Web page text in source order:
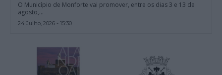
O Município de Monforte vai promover, entre os dias 3 e 13 de
agosto,...
24 Julho, 2026 - 15:30